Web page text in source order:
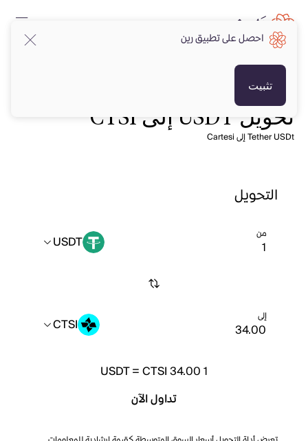
تحويل USDT إلى CTSI
Tether USDt إلى Cartesi
التحويل
من USDT
إلى CTSI
1
USDT=CTSI 34.00
تداول الآن
احصل على تطبيق رين
تثبيت